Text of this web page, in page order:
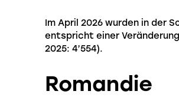
Im April 2026 wurden in der
entspricht einer
2025: 4’554).
Romandie